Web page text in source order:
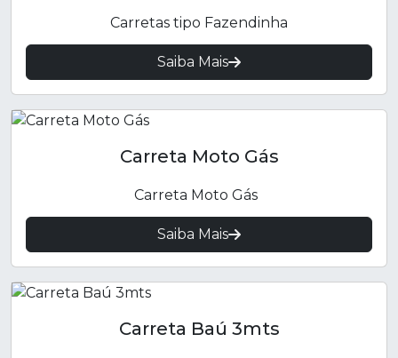
Carretas tipo Fazendinha
Saiba Mais
Carreta Moto Gás
Carreta Moto Gás
Saiba Mais
Carreta Baú 3mts